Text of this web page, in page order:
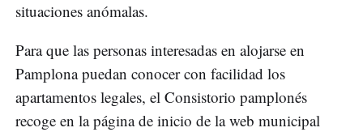
situaciones anómalas.
Para que las personas interesadas en alojarse en
Pamplona puedan conocer con facilidad los
apartamentos legales, el Consistorio pamplonés
recoge en la página de inicio de la web municipal